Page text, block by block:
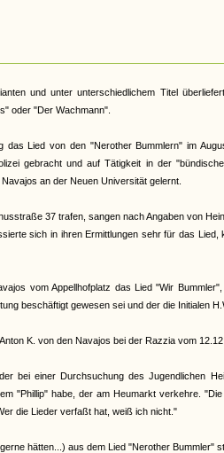
und unter unterschiedlichem Titel
oder "Der Wachmann".
das Lied von den "Nerother Bummlern" im
gebracht und auf Tätigkeit in der
an der Neuen Universität gelernt.
37 trafen, sangen nach Angaben von
sich in ihren Ermittlungen sehr für das
vom Appellhofplatz das Lied "Wir
beschäftigt gewesen sei und der die Initialen
K. von den Navajos bei der Razzia vom
bei einer Durchsuchung des Jugendlichen
"Phillip" habe, der am Heumarkt verkehre.
die Lieder verfaßt hat, weiß ich nicht."
hätten...) aus dem Lied "Nerother Bummler"